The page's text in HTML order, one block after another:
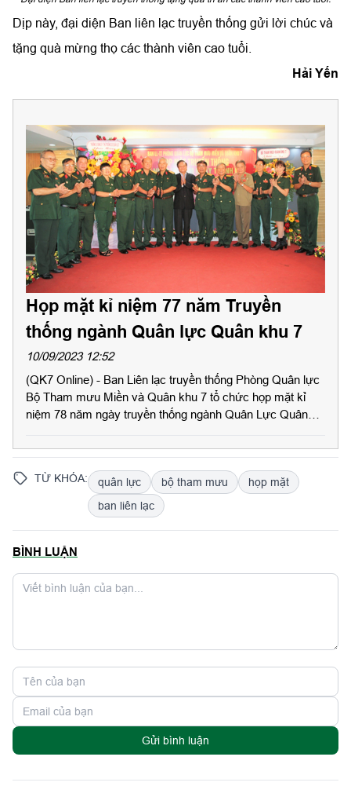
Dịp này, đại diện Ban liên lạc truyền thống gửi lời chúc và
tặng quà mừng thọ các thành viên cao tuổi.
Hải Yến
Họp mặt kỉ niệm 77 năm Truyền
thống ngành Quân lực Quân khu 7
10/09/2023 12:52
(QK7 Online) - Ban Liên lạc truyền thống Phòng Quân lực
Bộ Tham mưu Miền và Quân khu 7 tổ chức họp mặt kỉ
niệm 78 năm ngày truyền thống ngành Quân Lực Quân
ngày thành lập Phòng Quân lực Bộ Tham mưu Miền và
TỪ KHÓA: quân lực bộ tham mưu
họp mặt
ban liên lạc
BÌNH LUẬN
Gửi bình luận